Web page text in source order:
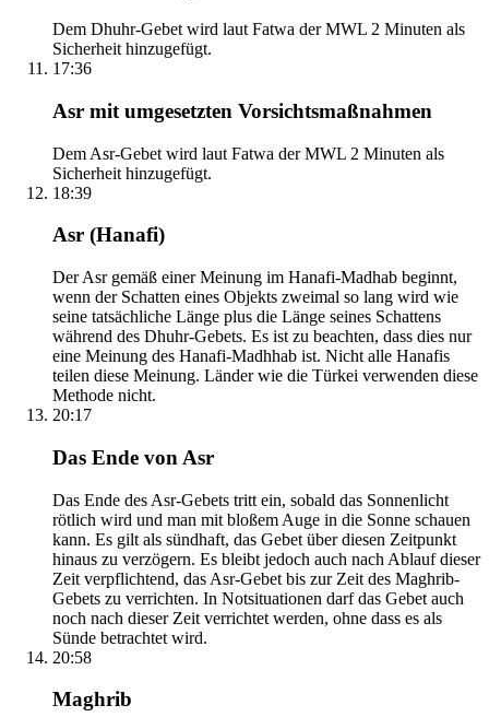
Dem Dhuhr-Gebet wird laut Fatwa der MWL 2 Minuten als
Sicherheit hinzugefügt.
17:36
Asr mit umgesetzten Vorsichtsmaßnahmen
Dem Asr-Gebet wird laut Fatwa der MWL 2 Minuten als
Sicherheit hinzugefügt.
18:39
Asr (Hanafi)
Der Asr gemäß einer Meinung im Hanafi-Madhab beginnt,
wenn der Schatten eines Objekts zweimal so lang wird wie
seine tatsächliche Länge plus die Länge seines Schattens
während des Dhuhr-Gebets. Es ist zu beachten, dass dies nur
eine Meinung des Hanafi-Madhhab ist. Nicht alle Hanafis
teilen diese Meinung. Länder wie die Türkei verwenden diese
Methode nicht.
20:17
Das Ende von Asr
Das Ende des Asr-Gebets tritt ein, sobald das Sonnenlicht
rötlich wird und man mit bloßem Auge in die Sonne schauen
kann. Es gilt als sündhaft, das Gebet über diesen Zeitpunkt
hinaus zu verzögern. Es bleibt jedoch auch nach Ablauf dieser
Zeit verpflichtend, das Asr-Gebet bis zur Zeit des Maghrib-
Gebets zu verrichten. In Notsituationen darf das Gebet auch
noch nach dieser Zeit verrichtet werden, ohne dass es als
Sünde betrachtet wird.
20:58
Maghrib